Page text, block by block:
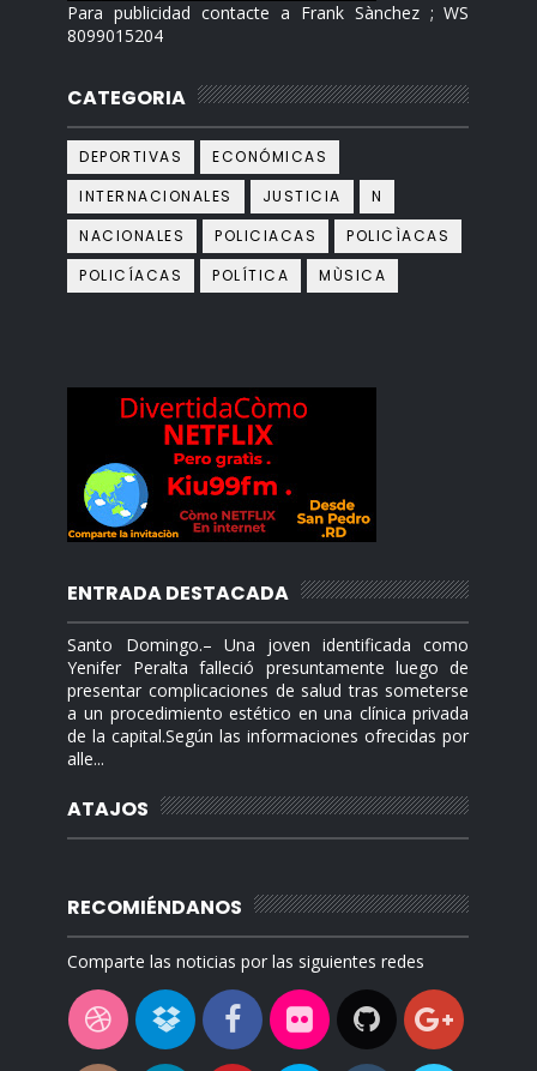
Para publicidad contacte a Frank Sànchez ; WS
8099015204
CATEGORIA
DEPORTIVAS
ECONÓMICAS
INTERNACIONALES
JUSTICIA
N
NACIONALES
POLICIACAS
POLICÌACAS
POLICÍACAS
POLÍTICA MÙSICA
ENTRADA DESTACADA
Santo Domingo.– Una joven identificada como
Yenifer Peralta falleció presuntamente luego de
presentar complicaciones de salud tras someterse
a un procedimiento estético en una clínica privada
de la capital.Según las informaciones ofrecidas por
alle...
ATAJOS
RECOMIÉNDANOS
Comparte las noticias por las siguientes redes